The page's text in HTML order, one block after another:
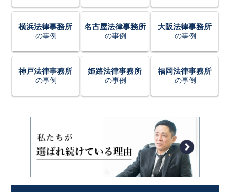
横浜法律事務所
の事例
名古屋法律事務所
の事例
大阪法律事務所
の事例
神戸法律事務所
の事例
姫路法律事務所
の事例
福岡法律事務所
の事例